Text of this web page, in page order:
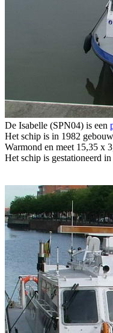
De Isabelle (SPN04) is een
Het schip is in 1982
Warmond en meet 15,35 x
Het schip is gestationeerd